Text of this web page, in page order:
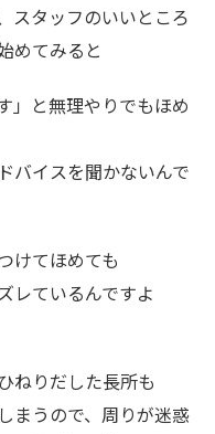
スタッフのいいところ
めてみると
」と無理やりでもほめ
バイスを聞かないんで
けてほめても
レているんですよ
ねりだした長所も
まうので、周りが迷惑